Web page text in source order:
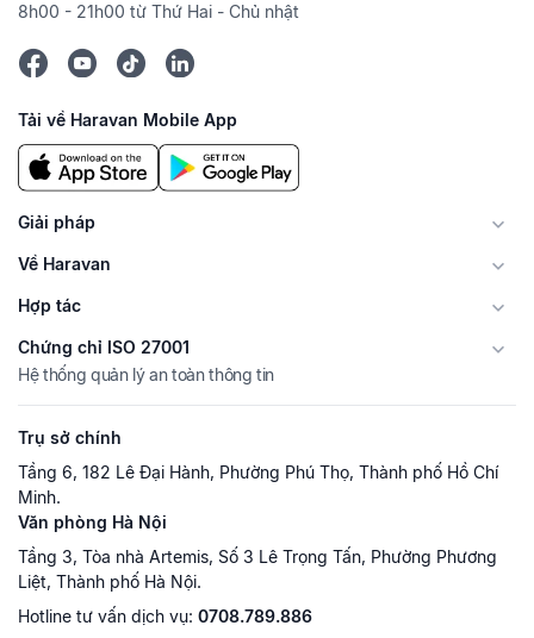
8h00 - 21h00 từ Thứ Hai - Chủ nhật
Tải về Haravan Mobile App
Giải pháp
Về Haravan
Hợp tác
Chứng chỉ ISO 27001
Hệ thống quản lý an toàn thông tin
Trụ sở chính
Tầng 6, 182 Lê Đại Hành, Phường Phú Thọ, Thành phố Hồ Chí
Minh.
Văn phòng Hà Nội
Tầng 3, Tòa nhà Artemis, Số 3 Lê Trọng Tấn, Phường Phương
Liệt, Thành phố Hà Nội.
Hotline tư vấn dịch vụ: 0708.789.886